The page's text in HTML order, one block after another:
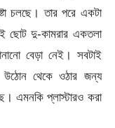
চলছে। তার পরে একটা
ছোট দু-কামরার একতলা
বেড়া নেই। সবটাই
উঠোন থেকে ওঠার জন্য
এমনকি প্লাস্টারও করা